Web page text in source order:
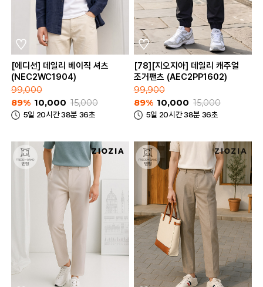
[에디션] 데일리 베이직 셔츠
(NEC2WC1904)
99,000
89% 10,000 15,000
5일 20시간 38분 36초
[78][지오지아] 데일리 캐주얼
조거팬츠 (AEC2PP1602)
99,900
89% 10,000 15,000
5일 20시간 38분 36초